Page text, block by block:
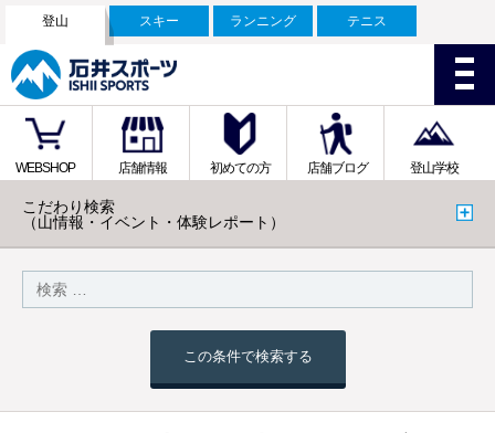
登山 スキー ランニング テニス
WEBSHOP 店舗情報 初めての方 店舗ブログ 登山学校
こだわり検索
（山情報・イベント・体験レポート）
この条件で検索する